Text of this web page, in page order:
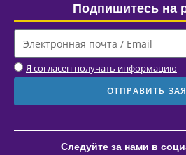
Подпишитесь на
Я согласен получать информацию
ОТПРАВИТЬ
Следуйте за нами в